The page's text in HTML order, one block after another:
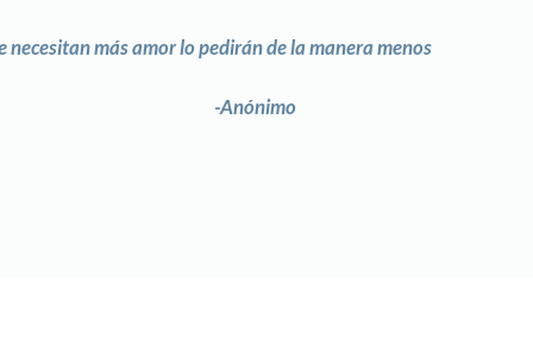
necesitan más amor lo pedirán de la manera menos